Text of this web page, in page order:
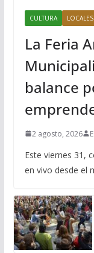
CULTURA LOCALES
La Feria
balance
2 agosto, 2026
Este viernes 31,
en vivo desde el